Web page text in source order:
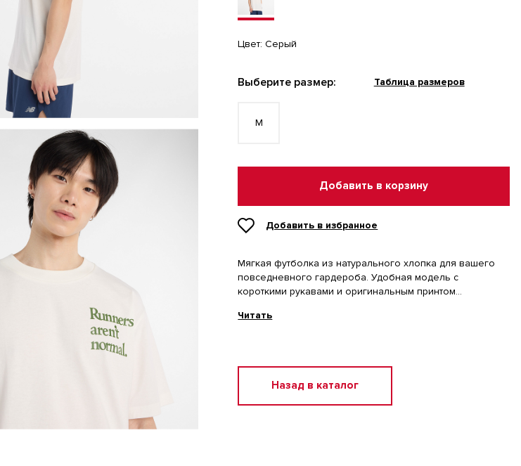
Цвет:Серый
Выберите размер: Таблица размеров
M
Добавить в корзину
Добавить в избранное
Мягкая футболка из натурального хлопка для вашего
повседневного гардероба. Удобная модель с
короткими рукавами и оригинальным принтом
всего дня.
Читать
Назад в каталог